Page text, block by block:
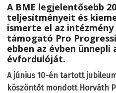
A BME legjelentősebb
teljesítményeit és
ismerte el az
támogató Pro
ebben az évben ünnepli
évfordulóját.
A június 10-én tartott
köszöntőt mondott Horváth